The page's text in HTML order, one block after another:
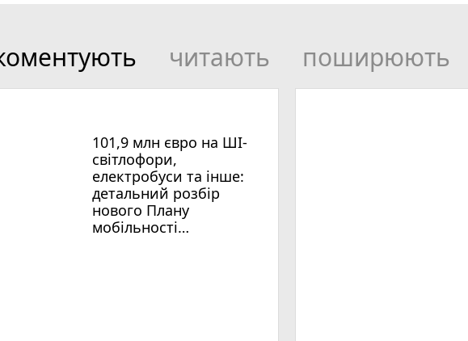
читають поширюють
101,9 млн євро на ШІ-
світлофори,
електробуси та інше:
детальний розбір
нового Плану
мобільності